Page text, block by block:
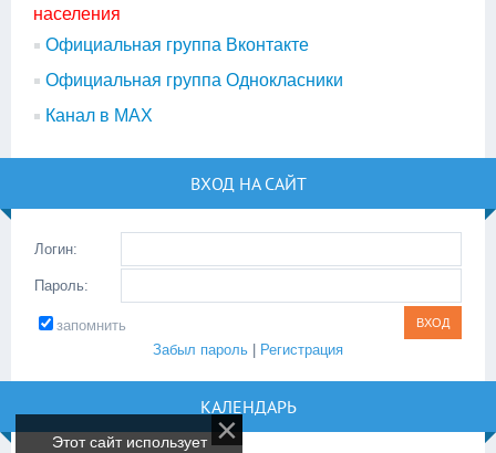
населения
Официальная группа Вконтакте
Официальная группа Однокласники
Канал в МАХ
ВХОД НА САЙТ
Логин:
Пароль:
запомнить
Забыл пароль
Регистрация
КАЛЕНДАРЬ
Этот сайт использует